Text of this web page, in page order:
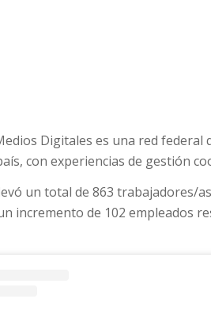
Digitales es una red
con experiencias de gestión
un total de 863 trabajadores/
incremento de 102 empleados